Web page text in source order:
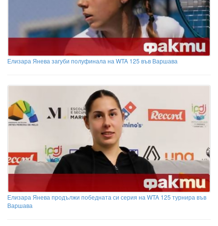
Елизара Янева загуби полуфинала на WTA 125 във Варшава
Елизара Янева продължи победната си серия на WTA 125 турнира във
Варшава